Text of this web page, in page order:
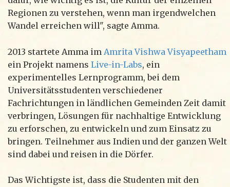
Regionen zu verstehen, wenn man irgendwelchen
Wandel erreichen will", sagte Amma.
2013 startete Amma im Amrita Vishwa Visyapeetham
ein Projekt namens Live-in-Labs, ein
experimentelles Lernprogramm, bei dem
Universitätsstudenten verschiedener
Fachrichtungen in ländlichen Gemeinden Zeit damit
verbringen, Lösungen für nachhaltige Entwicklung
zu erforschen, zu entwickeln und zum Einsatz zu
bringen. Teilnehmer aus Indien und der ganzen Welt
sind dabei und reisen in die Dörfer.
Das Wichtigste ist, dass die Studenten mit den